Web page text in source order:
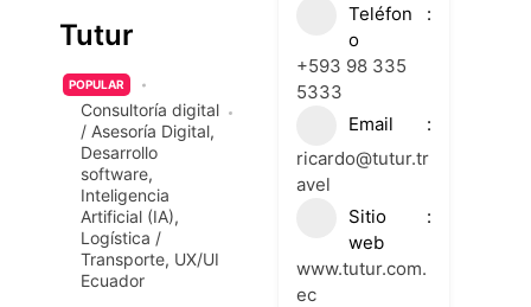
Tutur
POPULAR
Consultoría digital
/ Asesoría Digital,
Desarrollo
software,
Inteligencia
Artificial (IA),
Logística /
Transporte, UX/UI
Ecuador
Teléfon
o
+593 98 335
5333
Email
ricardo@tutur.tr
avel
Sitio
web
www.tutur.com.
ec